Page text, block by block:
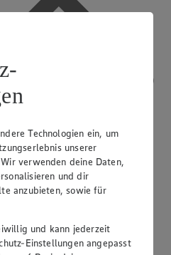
Technologien ein, um
unserer
verwenden deine Daten,
und dir
anzubieten, sowie für
und kann jederzeit
Einstellungen angepasst